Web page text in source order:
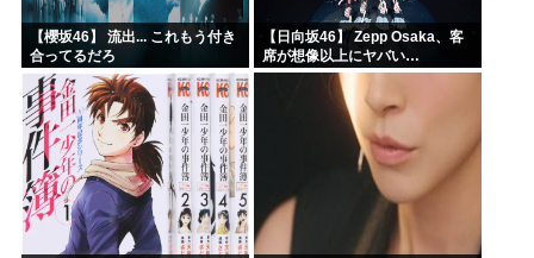
【櫻坂46】 流出... これもう付き
合ってるだろ
【日向坂46】 Zepp Osaka、客
席が想像以上にヤバい…